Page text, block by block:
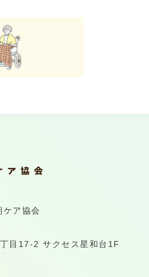
ケア協会
目17-2 サクセス星和台1F